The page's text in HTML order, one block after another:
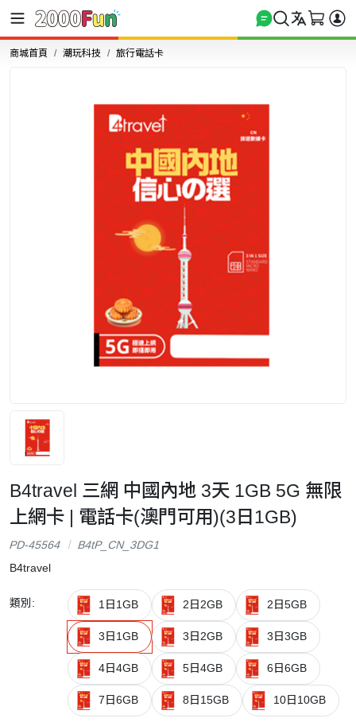
商城首頁 潮玩科技 旅行電話卡
B4travel 三網 中國內地 3天 1GB 5G 無限
上網卡 | 電話卡(澳門可用)(3日1GB)
PD-45564
B4tP_CN_3DG1
B4travel
類別: 1日1GB 2日2GB 2日5GB
3日1GB 3日2GB 3日3GB
4日4GB 5日4GB 6日6GB
7日6GB 8日15GB 10日10GB